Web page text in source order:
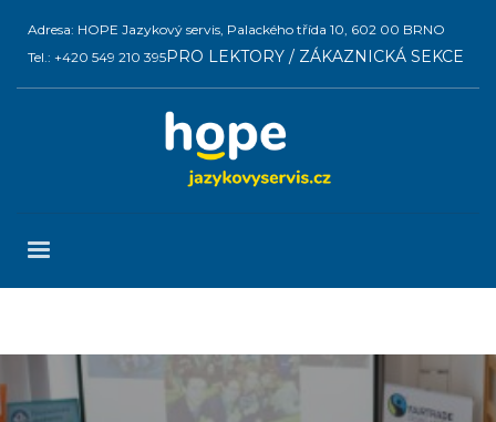
Adresa: HOPE Jazykový servis, Palackého třída 10, 602 00 BRNO
Tel.: +420 549 210 395PRO LEKTORY / ZÁKAZNICKÁ SEKCE